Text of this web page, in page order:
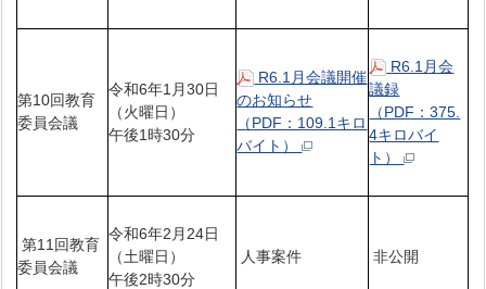
第10回教育
委員会議
令和6年1月30日
（火曜日）
午後1時30分
R6.1月会議開催
のお知らせ
（PDF：109.1キロ
バイト）
R6.1月会
議録
（PDF：375.
4キロバイ
ト）
第11回教育
委員会議
令和6年2月24日
（土曜日）
午後2時30分
人事案件 非公開